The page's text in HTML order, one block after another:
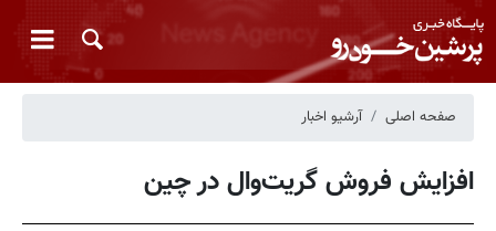
صفحه اصلی آرشیو اخبار
افزایش فروش گریت‌وال در چین